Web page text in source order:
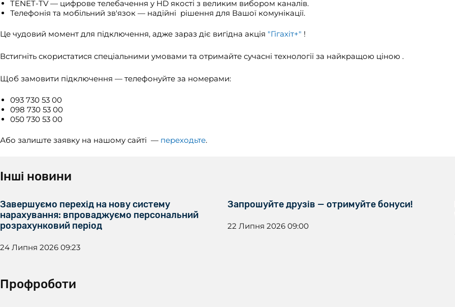
TENET-TV — цифрове телебачення у HD якості з великим вибором каналів.
Телефонія та мобільний зв'язок — надійні рішення для Вашої комунікації.
Це чудовий момент для підключення, адже зараз діє вигідна акція "Гігахіт+" !
Встигніть скористатися спеціальними умовами та отримайте сучасні технології за найкращою ціною .
Щоб замовити підключення — телефонуйте за номерами:
093 730 53 00
098 730 53 00
050 730 53 00
Або залиште заявку на нашому сайті — переходьте.
Інші новини
Завершуємо перехід на нову систему
нарахування: впроваджуємо персональний
розрахунковий період
24 Липня 2026 09:23
Запрошуйте друзів — отримуйте бонуси!
22 Липня 2026 09:00
Профроботи